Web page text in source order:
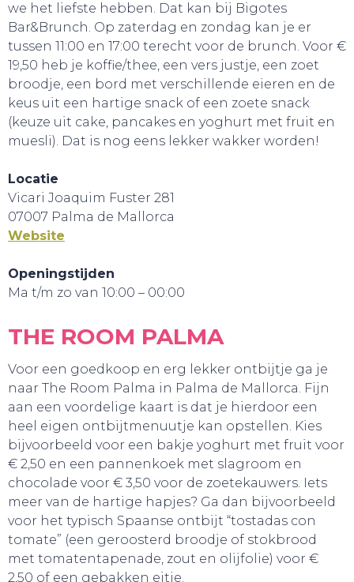
SNUIF CULTUUR!
GA UIT!
we het liefste hebben. Dat kan bij Bigotes
Bar&Brunch. Op zaterdag en zondag kan je er
tussen 11:00 en 17:00 terecht voor de brunch. Voor €
19,50 heb je koffie/thee, een vers justje, een zoet
broodje, een bord met verschillende eieren en de
keus uit een hartige snack of een zoete snack
(keuze uit cake, pancakes en yoghurt met fruit en
muesli). Dat is nog eens lekker wakker worden!
Locatie
Vicari Joaquim Fuster 281
07007 Palma de Mallorca
Website
Openingstijden
Ma t/m zo van 10:00 – 00:00
THE ROOM PALMA
Voor een goedkoop en erg lekker ontbijtje ga je
naar The Room Palma in Palma de Mallorca. Fijn
aan een voordelige kaart is dat je hierdoor een
heel eigen ontbijtmenuutje kan opstellen. Kies
bijvoorbeeld voor een bakje yoghurt met fruit voor
€ 2,50 en een pannenkoek met slagroom en
chocolade voor € 3,50 voor de zoetekauwers. Iets
meer van de hartige hapjes? Ga dan bijvoorbeeld
voor het typisch Spaanse ontbijt “tostadas con
tomate” (een geroosterd broodje of stokbrood
met tomatentapenade, zout en olijfolie) voor €
2,50 of een gebakken eitje.